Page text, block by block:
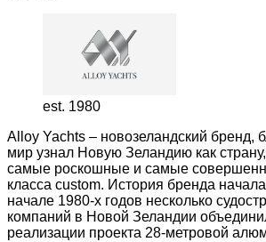
est. 1980
Alloy Yachts – новозеландский бренд,
мир узнал Новую Зеландию как страну,
самые роскошные и самые
класса custom. История бренда
начале 1980-х годов несколько
компаний в Новой Зеландии
реализации проекта 28-метровой